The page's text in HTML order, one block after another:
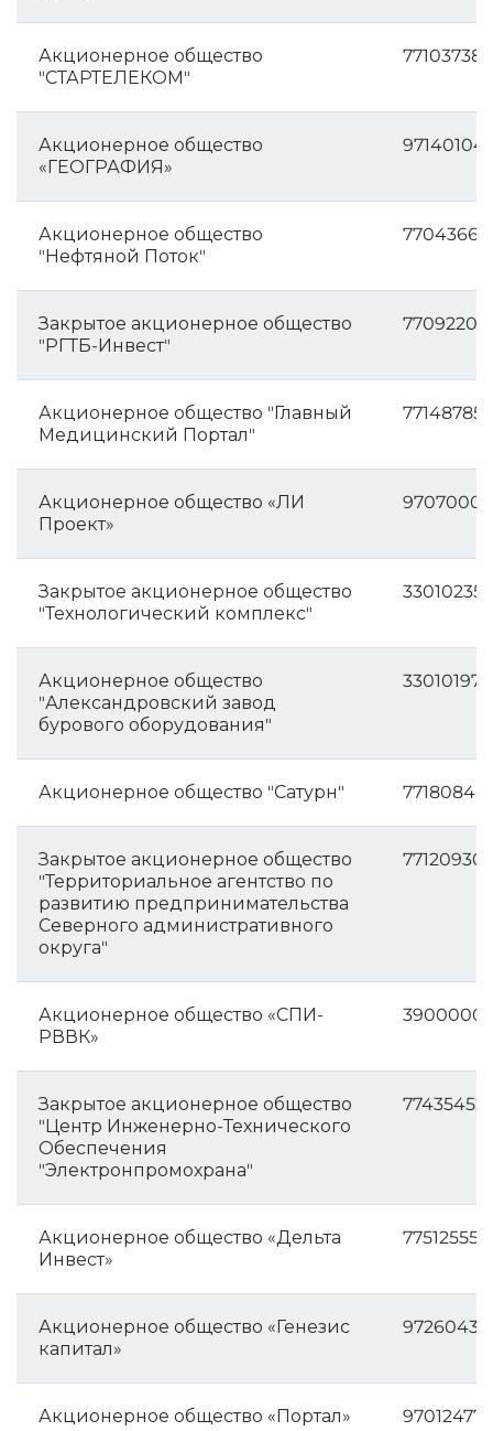
Акционерное общество
"СТАРТЕЛЕКОМ"
Акционерное общество
«ГЕОГРАФИЯ»
Акционерное общество
"Нефтяной Поток"
Закрытое акционерное общество
"РГТБ-Инвест"
Акционерное общество "Главный
Медицинский Портал"
Акционерное общество «ЛИ
Проект»
Закрытое акционерное общество
"Технологический комплекс"
Акционерное общество
"Александровский завод
бурового оборудования"
Акционерное общество "Сатурн"
Закрытое акционерное общество
"Территориальное агентство по
развитию предпринимательства
Северного административного
округа"
Акционерное общество «СПИ-
РВВК»
Закрытое акционерное общество
"Центр Инженерно-Технического
Обеспечения
"Электронпромохрана"
Акционерное общество «Дельта
Инвест»
Акционерное общество «Генезис
капитал»
Акционерное общество «Портал»